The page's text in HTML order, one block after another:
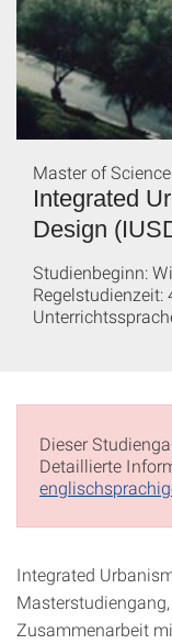
Integrated
Design
Master of Science
Studienbeginn:
Regelstudienzeit:
Dieser
Detaillierte
Integrated
Zusammenarbeit